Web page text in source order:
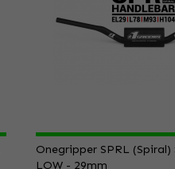
Onegripper SPRL (Spiral)
LOW - 29mm